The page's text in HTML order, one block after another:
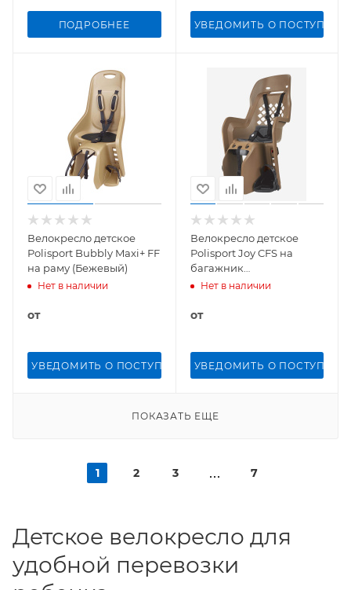
ПОДРОБНЕЕ УВЕДОМИТЬ О
Велокресло детское
Polisport Bubbly Maxi+ FF
на раму (Бежевый)
Нет в наличии
от
УВЕДОМИТЬ О ПОСТУПЛЕНИИ
Велокресло детское
Polisport Joy CFS на
багажник
(BROWN/DARK GREY)
Нет в наличии
от
УВЕДОМИТЬ О
ПОКАЗАТЬ ЕЩЕ
1 2 3 7
Детское велокресло для
удобной перевозки